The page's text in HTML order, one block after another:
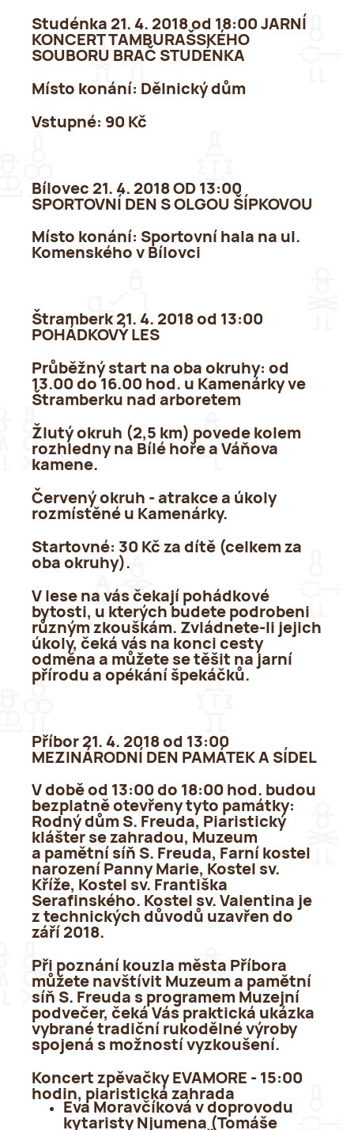
Studénka 21. 4. 2018 od 18:00 JARNÍ
KONCERT TAMBURAŠSKÉHO
SOUBORU BRAČ STUDÉNKA
Místo konání: Dělnický dům
Vstupné: 90 Kč
Bílovec 21. 4. 2018 OD 13:00
SPORTOVNÍ DEN S OLGOU ŠÍPKOVOU
Místo konání: Sportovní hala na ul.
Komenského v Bílovci
Štramberk 21. 4. 2018 od 13:00
POHÁDKOVÝ LES
Průběžný start na oba okruhy: od
13.00 do 16.00 hod. u Kamenárky ve
Štramberku nad arboretem
Žlutý okruh (2,5 km) povede kolem
rozhledny na Bílé hoře a Váňova
kamene.
Červený okruh - atrakce a úkoly
rozmístěné u Kamenárky.
Startovné: 30 Kč za dítě (celkem za
oba okruhy).
V lese na vás čekají pohádkové
bytosti, u kterých budete podrobeni
různým zkouškám. Zvládnete-li jejich
úkoly, čeká vás na konci cesty
odměna a můžete se těšit na jarní
přírodu a opékání špekáčků.
Příbor 21. 4. 2018 od 13:00
MEZINÁRODNÍ DEN PAMÁTEK A SÍDEL
V době od 13:00 do 18:00 hod. budou
bezplatně otevřeny tyto památky:
Rodný dům S. Freuda, Piaristický
klášter se zahradou, Muzeum
a pamětní síň S. Freuda, Farní kostel
narození Panny Marie, Kostel sv.
Kříže, Kostel sv. Františka
Serafinského. Kostel sv. Valentina je
z technických důvodů uzavřen do
září 2018.
Při poznání kouzla města Příbora
můžete navštívit Muzeum a pamětní
síň S. Freuda s programem Muzejní
podvečer, čeká Vás praktická ukázka
vybrané tradiční rukodělné výroby
spojená s možností vyzkoušení.
Koncert zpěvačky EVAMORE - 15:00
hodin, piaristická zahrada
Eva Moravčíková v doprovodu
kytaristy Njumena (Tomáše